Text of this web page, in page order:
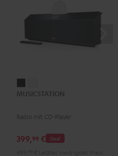
Schwarz
Weiß
MUSICSTATION
Radio mit CD-Player
Deal
399,99 €